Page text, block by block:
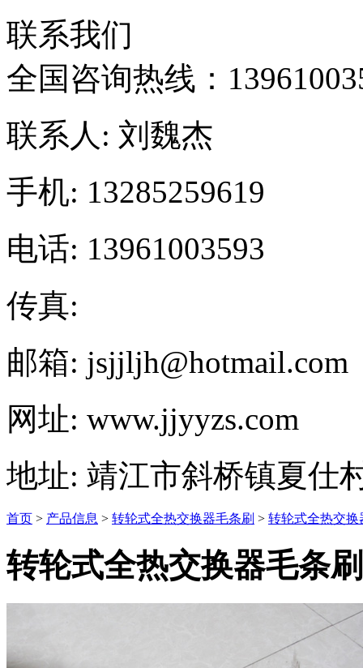
联系我们
全国咨询热线：
联系人: 刘魏杰
手机: 13285259619
电话: 13961003593
传真:
邮箱: jsjjljh@hotmail.com
网址: www.jjyyzs.com
地址: 靖江市斜桥镇夏仕
首页 > 产品信息 > 转轮式全热交换器毛条刷 > 转轮式全热交换
转轮式全热交换器毛条刷